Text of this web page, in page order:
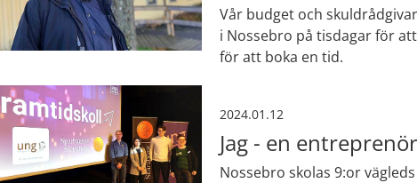
Vår budget och
i Nossebro på tisdagar för
för att boka en tid.
2024.01.12
Jag - en
Nossebro skolas 9:or